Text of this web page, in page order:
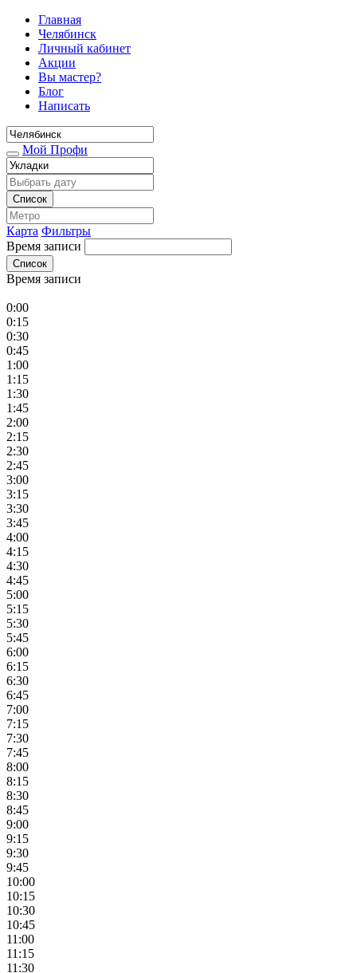
Главная
Челябинск
Личный кабинет
Акции
Вы мастер?
Блог
Написать
Мой Профи
Список
Карта Фильтры
Время записи
Список
Время записи
0:00
0:15
0:30
0:45
1:00
1:15
1:30
1:45
2:00
2:15
2:30
2:45
3:00
3:15
3:30
3:45
4:00
4:15
4:30
4:45
5:00
5:15
5:30
5:45
6:00
6:15
6:30
6:45
7:00
7:15
7:30
7:45
8:00
8:15
8:30
8:45
9:00
9:15
9:30
9:45
10:00
10:15
10:30
10:45
11:00
11:15
11:30